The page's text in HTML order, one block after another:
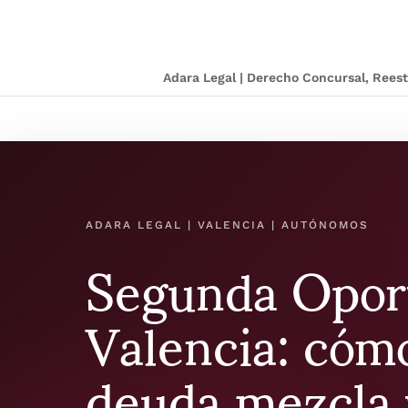
Adara Legal | Derecho Concursal,
ADARA LEGAL | VALENCIA | AUTÓNOMOS
Segunda
Valencia: